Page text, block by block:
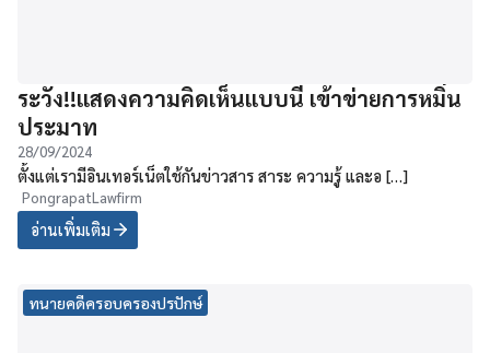
ระวัง!!แสดงความคิดเห็นแบบนี้ เข้าข่ายการหมิ่น
ประมาท
28/09/2024
ตั้งแต่เรามีอินเทอร์เน็ตใช้กันข่าวสาร สาระ ความรู้ และอ […]
PongrapatLawfirm
อ่านเพิ่มเติม
ทนายคดีครอบครองปรปักษ์